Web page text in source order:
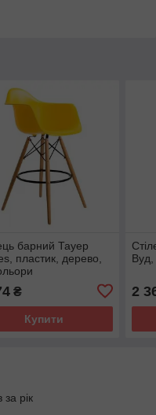
барний Тауер
пластик, дерево,
₴
Купити
Вуд,
2
за рік